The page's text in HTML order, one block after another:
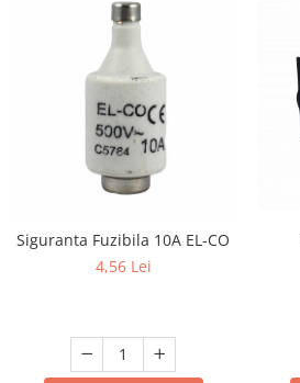
Siguranta Fuzibila 10A EL-CO
4,56 Lei